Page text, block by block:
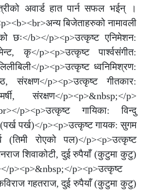
अवार्ड हात पार्न सफल भईन् ।
बिजेताहरुको नामावली
छः</b></p><p>उत्कृष्ट एनिमेशन:
कृ</p><p>उत्कृष्ट पार्श्वसंगीत:
p><p>उत्कृष्ट ध्वनिमिश्रण:
संरक्षण</p><p>उत्कृष्ट गीतकार:
संरक्षण</p><p>&nbsp;</p>
p><p>उत्कृष्ट गायिका: विन्दु
(पर्ख पर्ख)</p><p>उत्कृष्ट गायक: सुगम
(तिमी रोएको पल)</p><p>उत्कृष्ट
शिवाकोटी, दुई रुपैयाँ (कुटुमा कुटु)
p><p>&nbsp;</p><p>उत्कृष्ट
गहतराज, दुई रुपैयाँ (कुटुमा कुटु)